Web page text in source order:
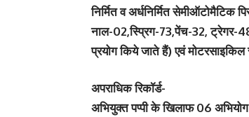
निर्मित व अर्धनिर्मित
नाल-02,स्प्रिग-73,पेंच-32, ट्रेगर-
प्रयोग किये जाते हैं) एवं
अपराधिक रिकॉर्ड-
अभियुक्त पप्पी के खिलाफ 06